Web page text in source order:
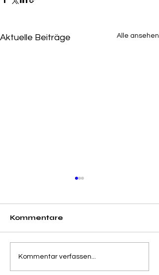
Aktuelle Beiträge Alle ansehen
Trennung von
Genauigkeit und
Kommentare
Kommentar verfassen...